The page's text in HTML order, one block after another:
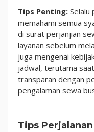
Tips Penting: Selalu
memahami semua
di surat perjanjian
layanan sebelum
juga mengenai
jadwal, terutama saat
transparan dengan
pengalaman sewa
Tips